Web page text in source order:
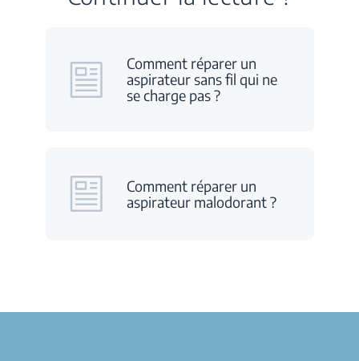
Comment réparer un
aspirateur sans fil qui ne
se charge pas ?
Comment réparer un
aspirateur malodorant ?